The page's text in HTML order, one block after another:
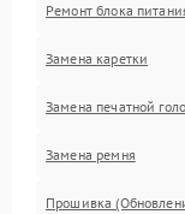
Ремонт блока
Замена каретки
Замена печатной
Замена ремня
Прошивка